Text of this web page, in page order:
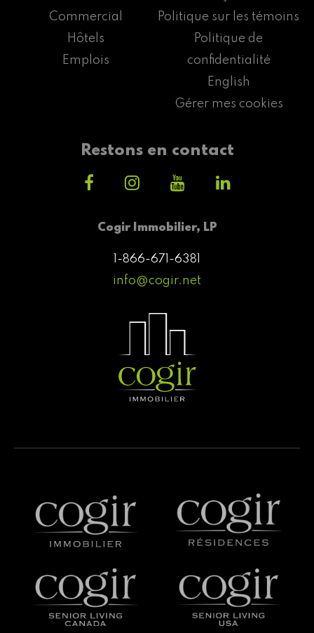
Cogir Immobilier, LP
1-866-671-6381
info@cogir.net
Commercial
Hôtels
Emplois
Politique sur les témoins
Politique de
confidentialité
English
Gérer mes cookies
Restons en contact